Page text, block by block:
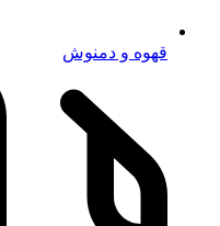
قهوه و دمنوش